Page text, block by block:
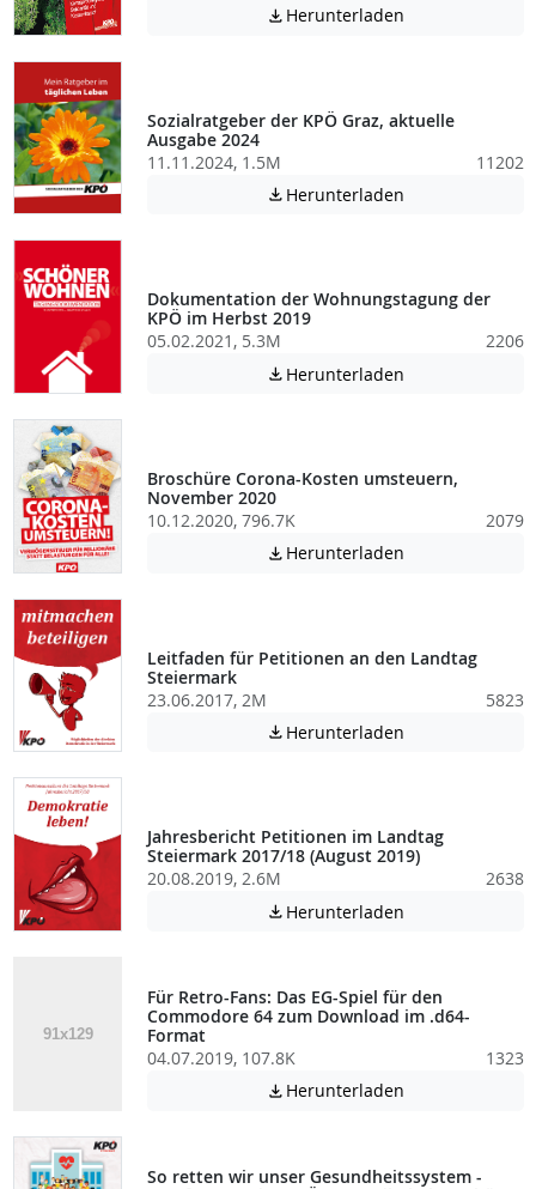
 Herunterladen
Sozialratgeber der KPÖ Graz, aktuelle
Ausgabe 2024
11.11.2024, 1.5M
11202
 Herunterladen
Dokumentation der Wohnungstagung der
KPÖ im Herbst 2019
05.02.2021, 5.3M
2206
 Herunterladen
Broschüre Corona-Kosten umsteuern,
November 2020
10.12.2020, 796.7K
2079
 Herunterladen
Leitfaden für Petitionen an den Landtag
Steiermark
23.06.2017, 2M
5823
 Herunterladen
Jahresbericht Petitionen im Landtag
Steiermark 2017/18 (August 2019)
20.08.2019, 2.6M
2638
 Herunterladen
Für Retro-Fans: Das EG-Spiel für den
Commodore 64 zum Download im .d64-
Format
04.07.2019, 107.8K
1323
 Herunterladen
So retten wir unser Gesundheitssystem -